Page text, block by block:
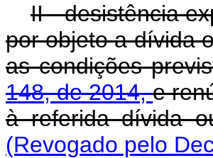
II - desistência
por objeto a dívida
as condições
148, de 2014,e
à referida dívida
(Revogado pelo